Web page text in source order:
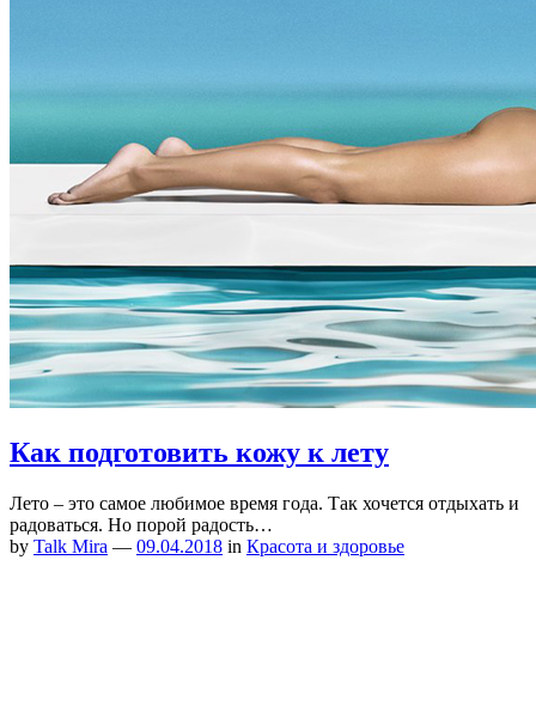
Как подготовить кожу к лету
Лето – это самое любимое время года. Так хочется отдыхать и
радоваться. Но порой радость…
by Talk Mira — 09.04.2018 in Красота и здоровье